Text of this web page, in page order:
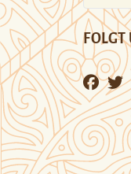
FOLGT